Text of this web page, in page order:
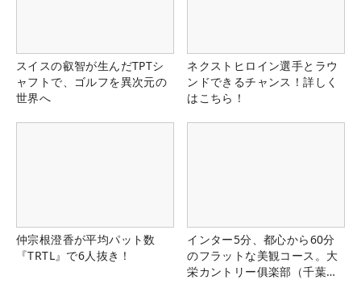
スイスの叡智が生んだTPTシ
ャフトで、ゴルフを異次元の
世界へ
ネクストヒロイン選手とラウ
ンドできるチャンス！詳しく
はこちら！
仲宗根澄香が平均パット数
『TRTL』で6人抜き！
インター5分、都心から60分
のフラットな美観コース。大
栄カントリー俱楽部（千葉